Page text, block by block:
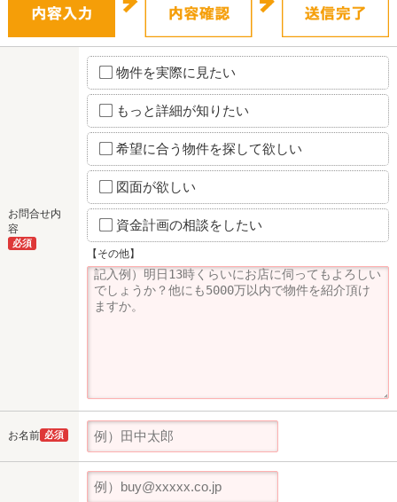
お問合せ内
容
必須
物件を実際に見たい
もっと詳細が知りたい
希望に合う物件を探して欲しい
図面が欲しい
資金計画の相談をしたい
【その他】
お名前 必須